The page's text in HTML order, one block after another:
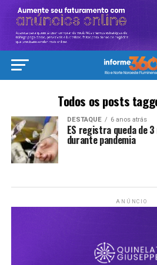
Todos os posts
DESTAQUE 6 anos atrás
ES registra queda de
durante pandemia
ANÚNCIO